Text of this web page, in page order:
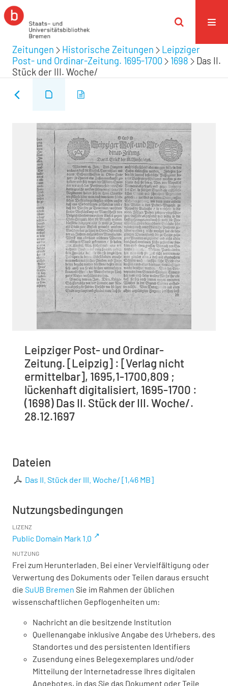
Zeitungen Historische Zeitungen
Leipziger
Post- und Ordinar-Zeitung. 1695-1700
1698
Das II.
Stück der III. Woche/
Leipziger Post- und Ordinar-
Zeitung. [Leipzig] : [Verlag nicht
ermittelbar], 1695,1-1700,809 ;
lückenhaft digitalisiert, 1695-1700 :
(1698) Das II. Stück der III. Woche/.
28.12.1697
Dateien
Das II. Stück der III. Woche/ [1,46 MB]
Nutzungsbedingungen
LIZENZ
Public Domain Mark 1.0
NUTZUNG
Frei zum Herunterladen. Bei einer Vervielfältigung oder
Verwertung des Dokuments oder Teilen daraus ersucht
die SuUB Bremen Sie im Rahmen der üblichen
wissenschaftlichen Gepflogenheiten um:
Nachricht an die besitzende Institution
Quellenangabe inklusive Angabe des Urhebers, des
Standortes und des persistenten Identifiers
Zusendung eines Belegexemplares und/oder
Mitteilung der Internetadresse Ihres digitalen
Angebotes, in das Sie das Dokument oder Teile